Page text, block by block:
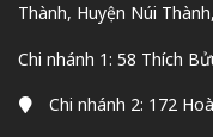
Thành, Huyện Núi
Chi nhánh 1: 58 Thích
Chi nhánh 2: 172